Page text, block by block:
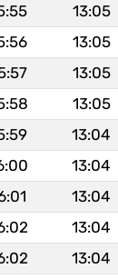
13:05
13:05
13:05
13:05
13:04
13:04
13:04
13:04
13:04